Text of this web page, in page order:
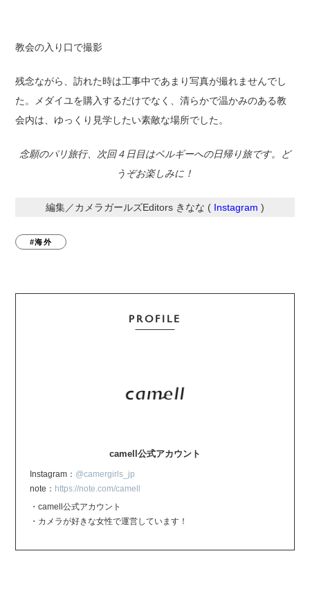
教会の入り口で撮影
残念ながら、訪れた時は工事中であまり写真が撮れませんでし
た。メダイユを購入するだけでなく、清らかで温かみのある教
会内は、ゆっくり見学したい素敵な場所でした。
念願のパリ旅行、次回４日目はベルギーへの日帰り旅です。ど
うぞお楽しみに！
編集／カメラガールズEditors きなな ( Instagram )
#海外
PROFILE
camell公式アカウント
Instagram： @camergirls_jp
note： https://note.com/camell
・camell公式アカウント
・カメラが好きな女性で運営しています！